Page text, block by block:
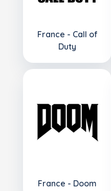
France - Call of
Duty
France - Doom